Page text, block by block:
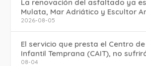
La renovación del asfaltado ya
Mulata, Mar Adriático y Escultor
2026-08-05
El servicio que presta el Centro
Infantil Temprana (CAIT), no
08-04